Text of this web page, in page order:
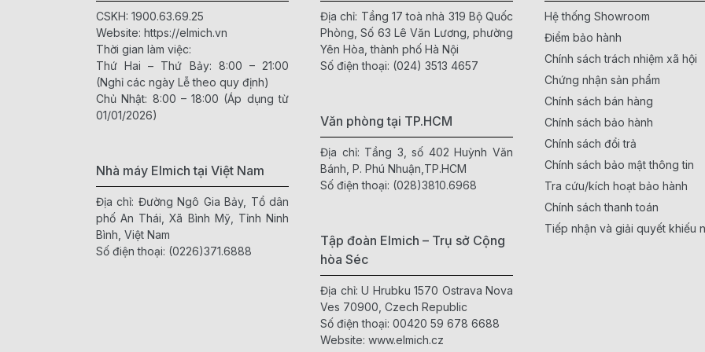
CSKH: 1900.63.69.25
Website: https://elmich.vn
Thời gian làm việc:
Thứ Hai – Thứ Bảy: 8:00 – 21:00
(Nghỉ các ngày Lễ theo quy định)
Chủ Nhật: 8:00 – 18:00 (Áp dụng từ
01/01/2026)
Nhà máy Elmich tại Việt Nam
Địa chỉ: Đường Ngô Gia Bảy, Tổ dân
phố An Thái, Xã Bình Mỹ, Tỉnh Ninh
Bình, Việt Nam
Số điện thoại: (0226)371.6888
Địa chỉ: Tầng 17 toà nhà 319 Bộ Quốc
Phòng, Số 63 Lê Văn Lương, phường
Yên Hòa, thành phố Hà Nội
Số điện thoại: (024) 3513 4657
Văn phòng tại TP.HCM
Địa chỉ: Tầng 3, số 402 Huỳnh Văn
Bánh, P. Phú Nhuận,TP.HCM
Số điện thoại: (028)3810.6968
Tập đoàn Elmich – Trụ sở Cộng
hòa Séc
Địa chỉ: U Hrubku 1570 Ostrava Nova
Ves 70900, Czech Republic
Số điện thoại: 00420 59 678 6688
Website: www.elmich.cz
Hệ thống Showroom
Điểm bảo hành
Chính sách trách nhiệm xã hội
Chứng nhận sản phẩm
Chính sách bán hàng
Chính sách bảo hành
Chính sách đổi trả
Chính sách bảo mật thông tin
Tra cứu/kích hoạt bảo hành
Chính sách thanh toán
Tiếp nhận và giải quyết khiếu